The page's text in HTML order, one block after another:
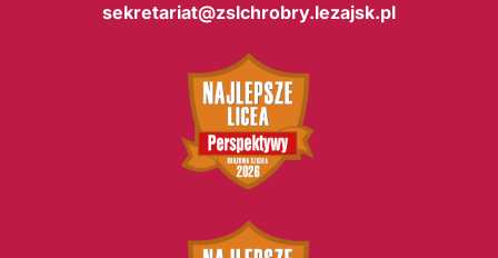
sekretariat@zslchrobry.lezajsk.pl